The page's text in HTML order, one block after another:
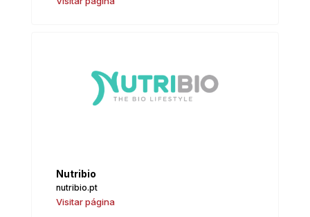
Nutribio
nutribio.pt
Visitar página